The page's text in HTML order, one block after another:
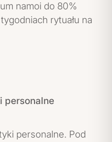
namoi do 80%
rytuału na
personalne
personalne. Pod